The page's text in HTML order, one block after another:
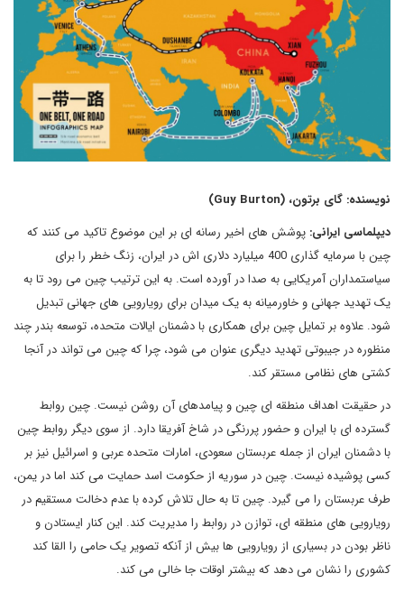
نویسنده: گای برتون، (Guy Burton)
دیپلماسی ایرانی: پوشش های اخیر رسانه ای بر این موضوع تاکید می کنند که
چین با سرمایه گذاری 400 میلیارد دلاری اش در ایران، زنگ خطر را برای
سیاستمداران آمریکایی به صدا در آورده است. به این ترتیب چین می رود تا به
یک تهدید جهانی و خاورمیانه به یک میدان برای رویارویی های جهانی تبدیل
شود. علاوه بر تمایل چین برای همکاری با دشمنان ایالات متحده، توسعه بندر چند
منظوره در جیبوتی تهدید دیگری عنوان می شود، چرا که چین می تواند در آنجا
کشتی های نظامی مستقر کند.
در حقیقت اهداف منطقه ای چین و پیامدهای آن روشن نیست. چین روابط
گسترده ای با ایران و حضور پررنگی در شاخ آفریقا دارد. از سوی دیگر روابط چین
با دشمنان ایران از جمله عربستان سعودی، امارات متحده عربی و اسرائیل نیز بر
کسی پوشیده نیست. چین در سوریه از حکومت اسد حمایت می کند اما در یمن،
طرف عربستان را می گیرد. چین تا به حال تلاش کرده با عدم دخالت مستقیم در
رویارویی های منطقه ای، توازن در روابط را مدیریت کند. این کنار ایستادن و
ناظر بودن در بسیاری از رویارویی ها بیش از آنکه تصویر یک حامی را القا کند
کشوری را نشان می دهد که بیشتر اوقات جا خالی می کند.